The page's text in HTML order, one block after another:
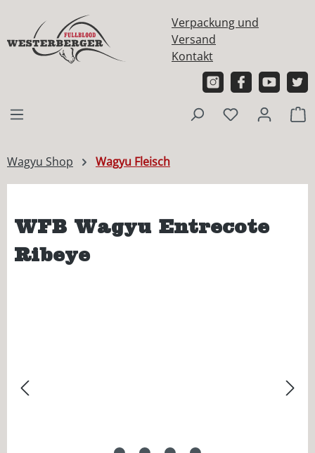
Verpackung und
Versand
Kontakt
Wagyu Shop Wagyu Fleisch
WFB Wagyu Entrecote
Ribeye